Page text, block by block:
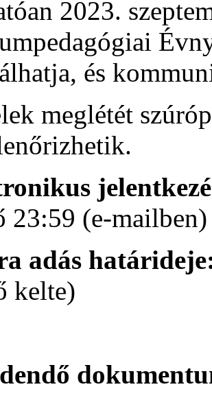
2023.
és
meglétét
23:59 (e-
adás
kelte)